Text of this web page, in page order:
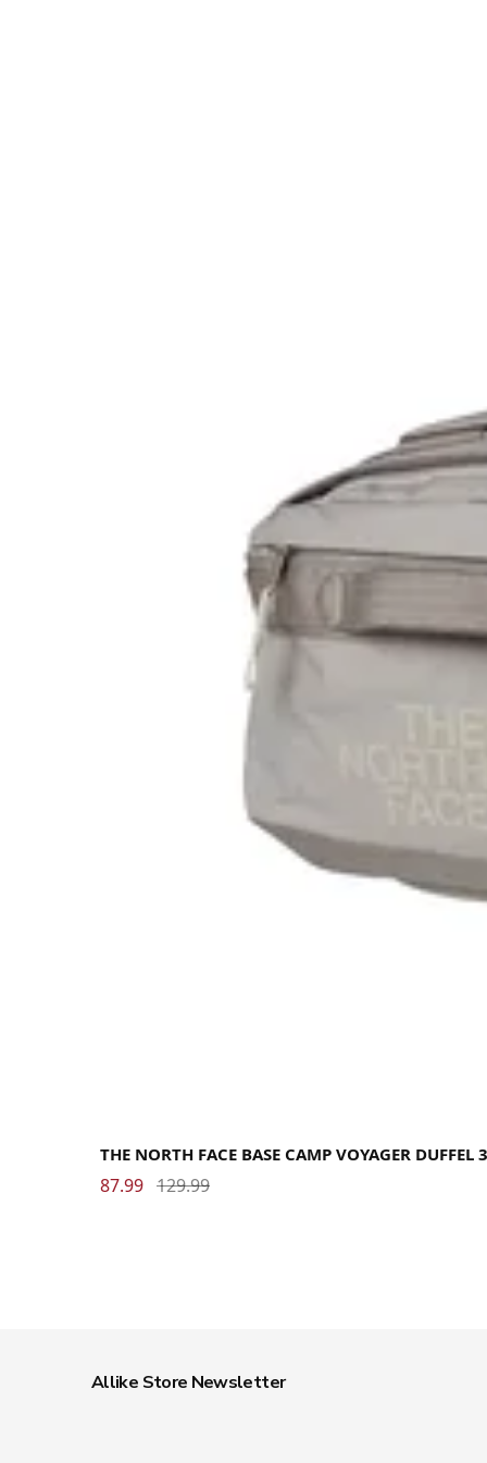
THE NORTH FACE BASE CAMP VOYAGER DUFFEL
87.99 129.99
Allike Store Newsletter